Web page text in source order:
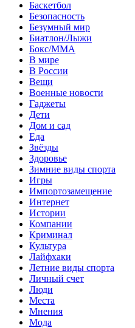
Баскетбол
Безопасность
Безумный мир
Биатлон/Лыжи
Бокс/MMA
В мире
В России
Вещи
Военные новости
Гаджеты
Дети
Дом и сад
Еда
Звёзды
Здоровье
Зимние виды спорта
Игры
Импортозамещение
Интернет
Истории
Компании
Криминал
Культура
Лайфхаки
Летние виды спорта
Личный счет
Люди
Места
Мнения
Мода